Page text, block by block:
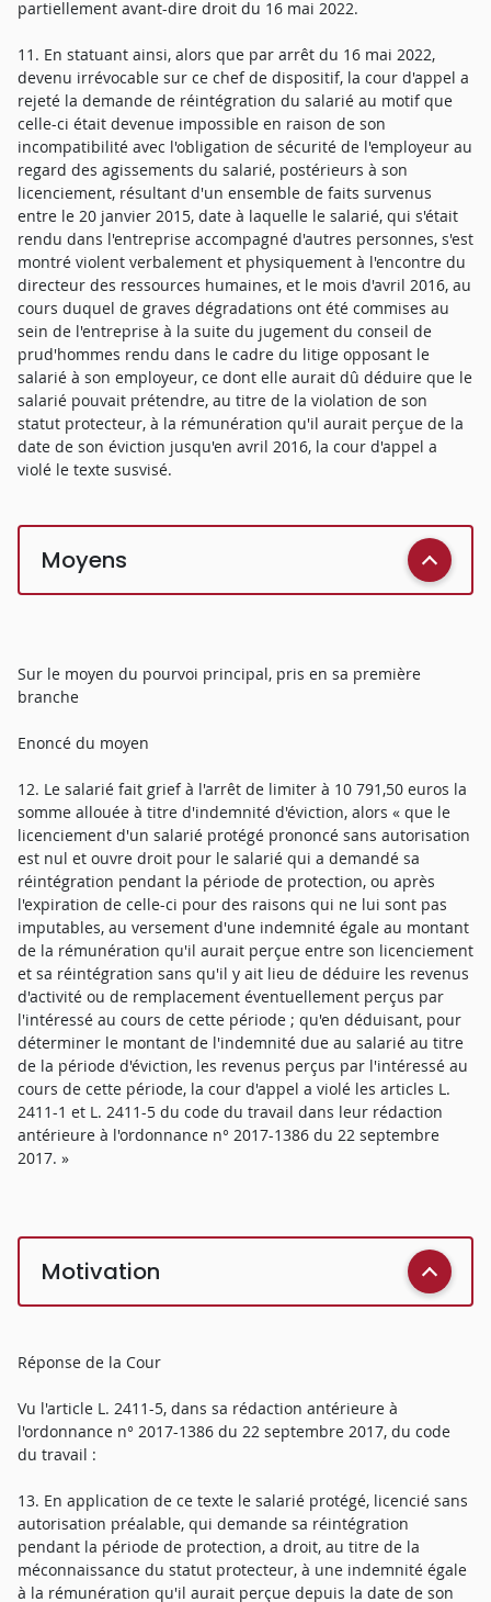
partiellement avant-dire droit du 16 mai 2022.
11. En statuant ainsi, alors que par arrêt du 16 mai 2022,
devenu irrévocable sur ce chef de dispositif, la cour d'appel a
rejeté la demande de réintégration du salarié au motif que
celle-ci était devenue impossible en raison de son
incompatibilité avec l'obligation de sécurité de l'employeur au
regard des agissements du salarié, postérieurs à son
licenciement, résultant d'un ensemble de faits survenus
entre le 20 janvier 2015, date à laquelle le salarié, qui s'était
rendu dans l'entreprise accompagné d'autres personnes, s'est
montré violent verbalement et physiquement à l'encontre du
directeur des ressources humaines, et le mois d'avril 2016, au
cours duquel de graves dégradations ont été commises au
sein de l'entreprise à la suite du jugement du conseil de
prud'hommes rendu dans le cadre du litige opposant le
salarié à son employeur, ce dont elle aurait dû déduire que le
salarié pouvait prétendre, au titre de la violation de son
statut protecteur, à la rémunération qu'il aurait perçue de la
date de son éviction jusqu'en avril 2016, la cour d'appel a
violé le texte susvisé.
Moyens
Sur le moyen du pourvoi principal, pris en sa première
branche
Enoncé du moyen
12. Le salarié fait grief à l'arrêt de limiter à 10 791,50 euros la
somme allouée à titre d'indemnité d'éviction, alors « que le
licenciement d'un salarié protégé prononcé sans autorisation
est nul et ouvre droit pour le salarié qui a demandé sa
réintégration pendant la période de protection, ou après
l'expiration de celle-ci pour des raisons qui ne lui sont pas
imputables, au versement d'une indemnité égale au montant
de la rémunération qu'il aurait perçue entre son licenciement
et sa réintégration sans qu'il y ait lieu de déduire les revenus
d'activité ou de remplacement éventuellement perçus par
l'intéressé au cours de cette période ; qu'en déduisant, pour
déterminer le montant de l'indemnité due au salarié au titre
de la période d'éviction, les revenus perçus par l'intéressé au
cours de cette période, la cour d'appel a violé les articles L.
2411-1 et L. 2411-5 du code du travail dans leur rédaction
antérieure à l'ordonnance n° 2017-1386 du 22 septembre
2017. »
Motivation
Réponse de la Cour
Vu l'article L. 2411-5, dans sa rédaction antérieure à
l'ordonnance n° 2017-1386 du 22 septembre 2017, du code
du travail :
13. En application de ce texte le salarié protégé, licencié sans
autorisation préalable, qui demande sa réintégration
pendant la période de protection, a droit, au titre de la
méconnaissance du statut protecteur, à une indemnité égale
à la rémunération qu'il aurait perçue depuis la date de son